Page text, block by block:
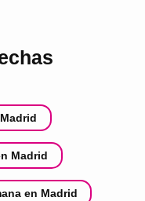
Madrid
en Madrid